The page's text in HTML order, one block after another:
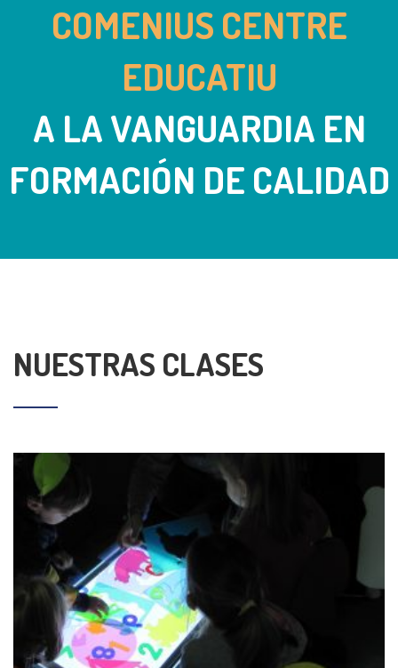
COMENIUS CENTRE
EDUCATIU
A LA VANGUARDIA EN
FORMACIÓN DE CALIDAD
NUESTRAS CLASES